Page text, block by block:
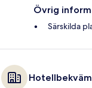
Övrig
Särskilda